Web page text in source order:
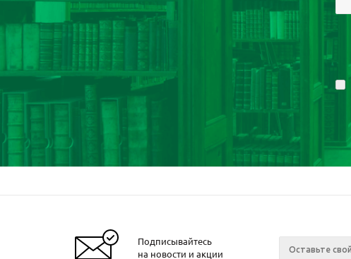
Подписывайтесь
на новости и акции